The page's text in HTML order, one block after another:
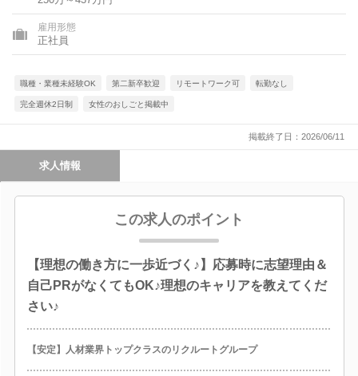
雇用形態
正社員
職種・業種未経験OK 第二新卒歓迎 リモートワーク可 転勤なし
完全週休2日制 女性のおしごと掲載中
掲載終了日：2026/06/11
求人情報
この求人のポイント
【理想の働き方に一歩近づく♪】応募時に志望理由＆
自己PRがなくてもOK♪理想のキャリアを教えてくだ
さい♪
【安定】人材業界トップクラスのリクルートグループ